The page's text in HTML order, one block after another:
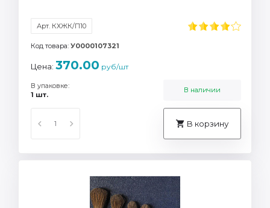
Арт. КХЖК/П10
Код товара: У0000107321
Цена: 370.00 руб/шт
В упаковке:
1 шт.
В наличии
В корзину